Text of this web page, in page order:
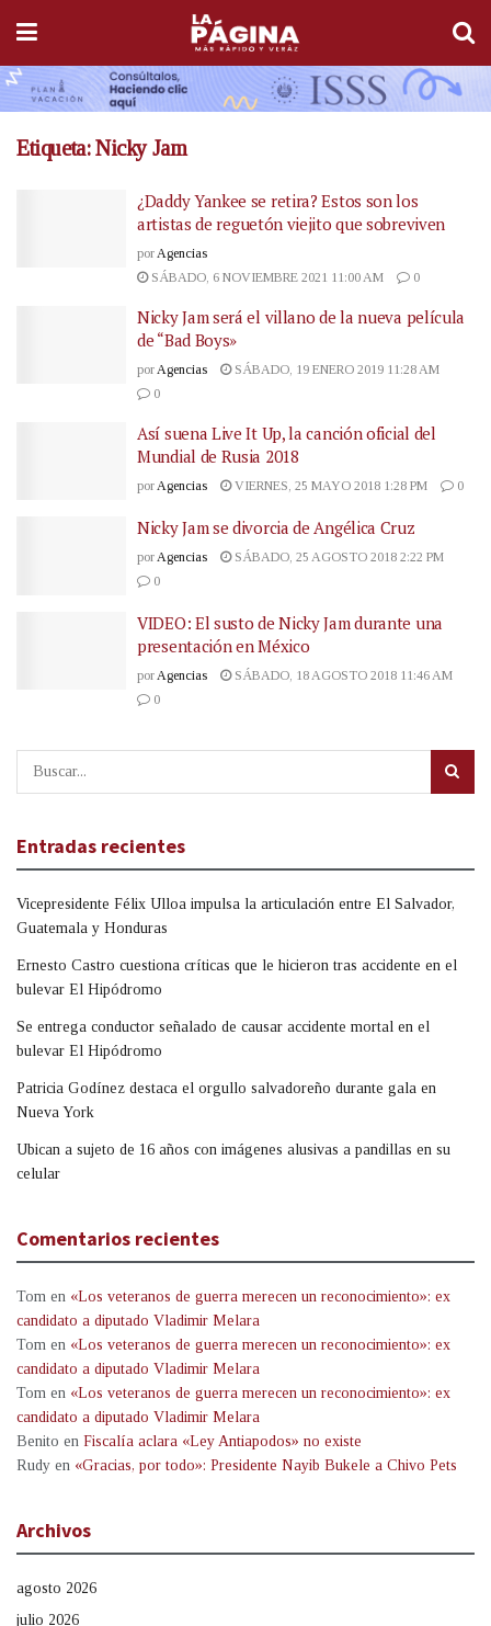
Etiqueta:Nicky Jam
¿Daddy Yankee se retira? Estos son los
artistas de reguetón viejito que sobreviven
por Agencias
SÁBADO, 6 NOVIEMBRE 2021 11:00 AM
0
Nicky Jam será el villano de la nueva película
de “Bad Boys»
por Agencias
SÁBADO, 19 ENERO 2019 11:28 AM
0
Así suena Live It Up, la canción oficial del
Mundial de Rusia 2018
por Agencias VIERNES, 25 MAYO 2018 1:28 PM 0
Nicky Jam se divorcia de Angélica Cruz
porAgencias
SÁBADO, 25 AGOSTO 2018 2:22 PM
0
VIDEO: El susto de Nicky Jam durante una
presentación en México
por Agencias
SÁBADO, 18 AGOSTO 2018 11:46 AM
0
Entradas recientes
Vicepresidente Félix Ulloa impulsa la articulación entre El Salvador,
Guatemala y Honduras
Ernesto Castro cuestiona críticas que le hicieron tras accidente en el
bulevar El Hipódromo
Se entrega conductor señalado de causar accidente mortal en el
bulevar El Hipódromo
Patricia Godínez destaca el orgullo salvadoreño durante gala en
Nueva York
Ubican a sujeto de 16 años con imágenes alusivas a pandillas en su
celular
Comentarios recientes
Tom en «Los veteranos de guerra merecen un reconocimiento»: ex
candidato a diputado Vladimir Melara
Tom en «Los veteranos de guerra merecen un reconocimiento»: ex
candidato a diputado Vladimir Melara
Tom en «Los veteranos de guerra merecen un reconocimiento»: ex
candidato a diputado Vladimir Melara
Benito en Fiscalía aclara «Ley Antiapodos» no existe
Rudy en «Gracias, por todo»: Presidente Nayib Bukele a Chivo Pets
Archivos
agosto 2026
julio 2026